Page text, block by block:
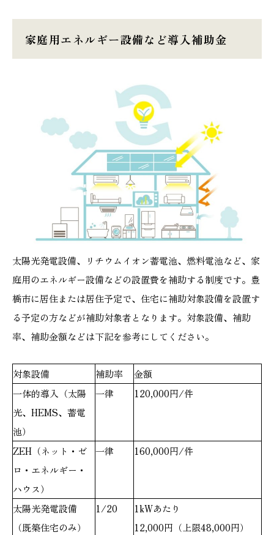
家庭用エネルギー設備など導入補助金
太陽光発電設備、リチウムイオン蓄電池、燃料電池など、家
庭用のエネルギー設備などの設置費を補助する制度です。豊
橋市に居住または居住予定で、住宅に補助対象設備を設置す
る予定の方などが補助対象者となります。対象設備、補助
率、補助金額などは下記を参考にしてください。
対象設備 補助率
金額
一体的導入（太陽
光、HEMS、蓄電
池）
一律 120,000円/件
ZEH（ネット・ゼ
ロ・エネルギー・
ハウス）
一律 160,000円/件
太陽光発電設備
（既築住宅のみ）
1/20
1kWあたり
12,000円（上限48,000円）